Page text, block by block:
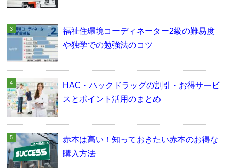
福祉住環境コーディネーター2級の難易度
や独学での勉強法のコツ
HAC・ハックドラッグの割引・お得サービ
スとポイント活用のまとめ
赤本は高い！知っておきたい赤本のお得な
購入方法